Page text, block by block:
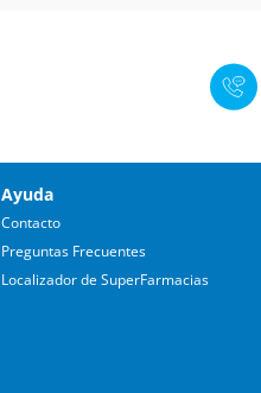
Ayuda
Contacto
Preguntas Frecuentes
Localizador de SuperFarmacias